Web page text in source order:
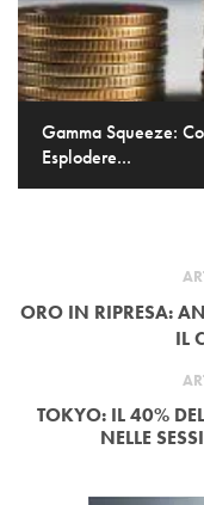
Gamma Squeeze:
Esplodere...
ORO IN RIPRESA:
IL
TOKYO: IL 40%
NELLE